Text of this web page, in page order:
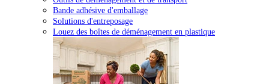
Bande adhésive d'emballage
Solutions d'entreposage
Louez des boîtes de déménagement en plastique